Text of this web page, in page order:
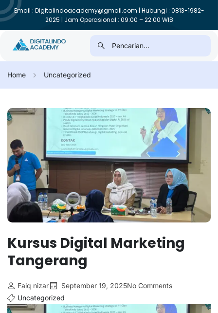
Email : Digitalindoacademy@gmail.com | Hubungi : 0813-1982-
2025 | Jam Operasional : 09:00 – 22:00 WIB
Home Uncategorized
Kursus Digital Marketing
Tangerang
Faiq nizar September 19, 2025No Comments
Uncategorized